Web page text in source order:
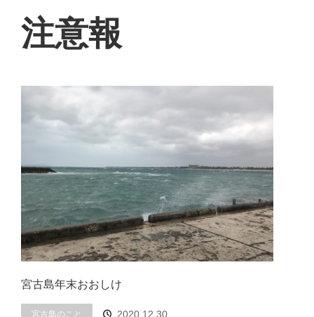
注意報
宮古島年末おおしけ
宮古島のこと 2020.12.30